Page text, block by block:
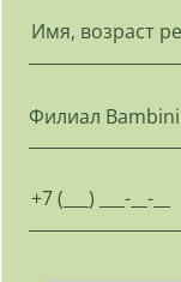
Филиал Bambini